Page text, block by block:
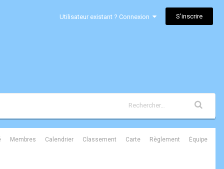
Utilisateur existant ? Connexion S’inscrire
Membres Calendrier Classement Carte Règlement Équipe